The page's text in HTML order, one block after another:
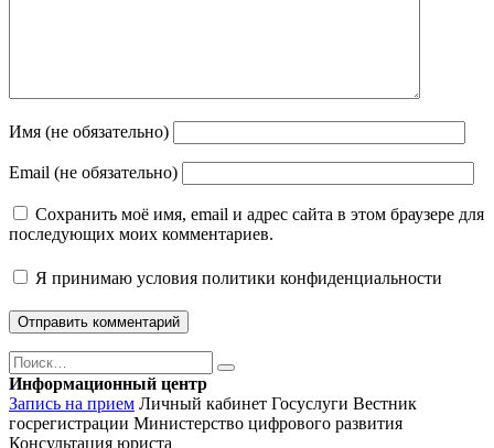
Имя (не обязательно)
Email (не обязательно)
Сохранить моё имя, email и адрес сайта в этом браузере для
последующих моих комментариев.
Я принимаю условия политики конфиденциальности
Поиск
Найти
Информационный центр
Запись на прием Личный кабинет Госуслуги Вестник
госрегистрации Министерство цифрового развития
Консультация юриста